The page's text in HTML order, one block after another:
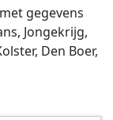
gegevens
Jongekrijg,
Den Boer,